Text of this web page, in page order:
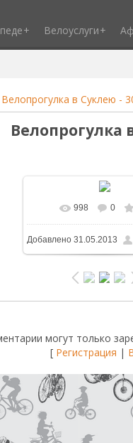
Велоуслуги
Велопрогулка в Суклею -
Велопрогулка
В реальном размере
/ 244.1Kb
998 0
Добавлено31.05.2013
могут только
[ Регистрация |